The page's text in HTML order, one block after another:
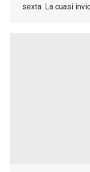
sexta. La cuasi